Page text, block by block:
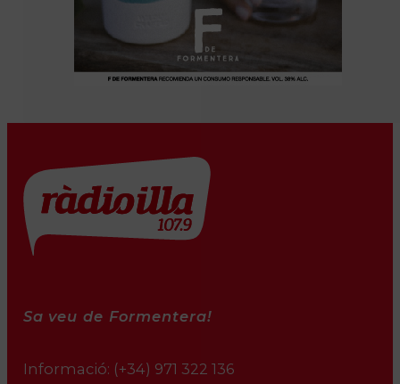
Sa veu de Formentera!
Informació: (+34) 971 322 136